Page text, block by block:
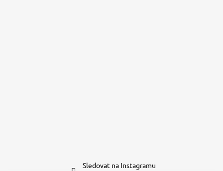
Sledovat na Instagramu